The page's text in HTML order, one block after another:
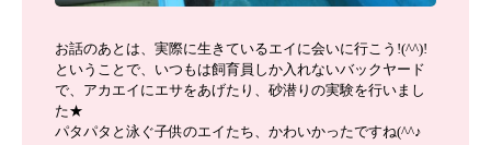
お話のあとは、実際に生きているエイに会いに行こう!(^^)!
ということで、いつもは飼育員しか入れないバックヤード
で、アカエイにエサをあげたり、砂潜りの実験を行いまし
た★
パタパタと泳ぐ子供のエイたち、かわいかったですね(^^♪